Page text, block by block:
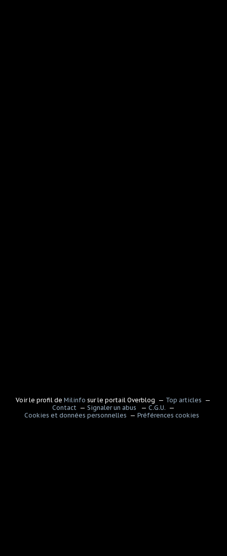
Voir le profil deMilinfo sur le portail Overblog
Top articles
Contact
Signaler un abus
C.G.U.
Cookies et données personnelles
Préférences cookies